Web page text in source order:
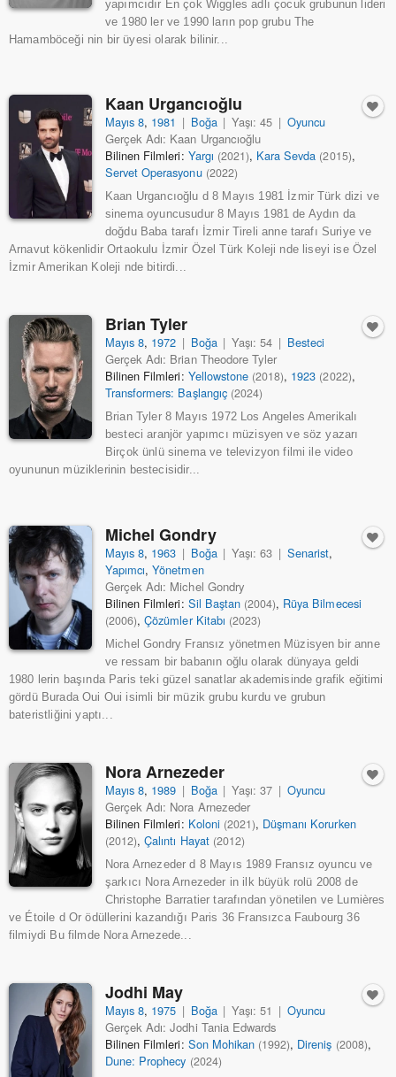
yapımcıdır En çok Wiggles adlı çocuk grubunun lideri
ve 1980 ler ve 1990 ların pop grubu The
Hamamböceği nin bir üyesi olarak bilinir...
Kaan Urgancıoğlu
Mayıs 8, 1981 | Boğa | Yaşı: 45 | Oyuncu
Gerçek Adı: Kaan Urgancıoğlu
Bilinen Filmleri: Yargı (2021), Kara Sevda (2015),
Servet Operasyonu (2022)
Kaan Urgancıoğlu d 8 Mayıs 1981 İzmir Türk dizi ve
sinema oyuncusudur 8 Mayıs 1981 de Aydın da
doğdu Baba tarafı İzmir Tireli anne tarafı Suriye ve
Arnavut kökenlidir Ortaokulu İzmir Özel Türk Koleji nde liseyi ise Özel
İzmir Amerikan Koleji nde bitirdi...
Brian Tyler
Mayıs 8, 1972 | Boğa | Yaşı: 54 | Besteci
Gerçek Adı: Brian Theodore Tyler
Bilinen Filmleri: Yellowstone (2018), 1923 (2022),
Transformers: Başlangıç (2024)
Brian Tyler 8 Mayıs 1972 Los Angeles Amerikalı
besteci aranjör yapımcı müzisyen ve söz yazarı
Birçok ünlü sinema ve televizyon filmi ile video
oyununun müziklerinin bestecisidir...
Michel Gondry
Mayıs 8, 1963 | Boğa | Yaşı: 63 | Senarist,
Yapımcı,Yönetmen
Gerçek Adı: Michel Gondry
Bilinen Filmleri: Sil Baştan (2004), Rüya Bilmecesi
(2006),Çözümler Kitabı (2023)
Michel Gondry Fransız yönetmen Müzisyen bir anne
ve ressam bir babanın oğlu olarak dünyaya geldi
1980 lerin başında Paris teki güzel sanatlar akademisinde grafik eğitimi
gördü Burada Oui Oui isimli bir müzik grubu kurdu ve grubun
bateristliğini yaptı...
Nora Arnezeder
Mayıs 8, 1989 | Boğa | Yaşı: 37 | Oyuncu
Gerçek Adı: Nora Arnezeder
Bilinen Filmleri: Koloni (2021), Düşmanı Korurken
(2012),Çalıntı Hayat (2012)
Nora Arnezeder d 8 Mayıs 1989 Fransız oyuncu ve
şarkıcı Nora Arnezeder in ilk büyük rolü 2008 de
Christophe Barratier tarafından yönetilen ve Lumières
ve Étoile d Or ödüllerini kazandığı Paris 36 Fransızca Faubourg 36
filmiydi Bu filmde Nora Arnezede...
Jodhi May
Mayıs 8, 1975 | Boğa | Yaşı: 51 | Oyuncu
Gerçek Adı: Jodhi Tania Edwards
Bilinen Filmleri: Son Mohikan (1992), Direniş (2008),
Dune: Prophecy (2024)